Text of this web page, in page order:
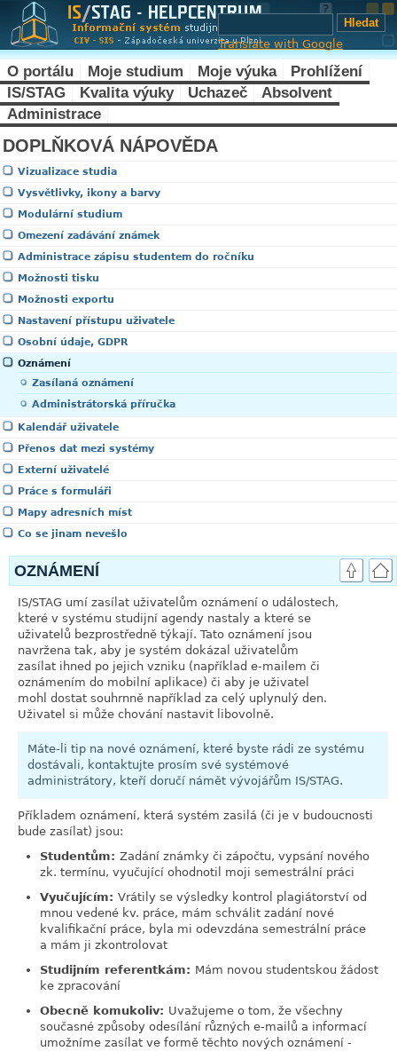
Translate with Google
O portálu Moje studium Moje výuka
Prohlížení
IS/STAG
Kvalita výuky Uchazeč
Absolvent
Administrace
DOPLŇKOVÁ NÁPOVĚDA
Vizualizace studia
Vysvětlivky, ikony a barvy
Modulární studium
Omezení zadávání známek
Administrace zápisu studentem do ročníku
Možnosti tisku
Možnosti exportu
Nastavení přístupu uživatele
Osobní údaje, GDPR
Oznámení
Zasílaná oznámení
Administrátorská příručka
Kalendář uživatele
Přenos dat mezi systémy
Externí uživatelé
Práce s formuláři
Mapy adresních míst
Co se jinam nevešlo
OZNÁMENÍ
IS/STAG umí zasílat uživatelům oznámení o událostech,
které v systému studijní agendy nastaly a které se
uživatelů bezprostředně týkají. Tato oznámení jsou
navržena tak, aby je systém dokázal uživatelům
zasílat ihned po jejich vzniku (například e-mailem či
oznámením do mobilní aplikace) či aby je uživatel
mohl dostat souhrnně například za celý uplynulý den.
Uživatel si může chování nastavit libovolně.
Máte-li tip na nové oznámení, které byste rádi ze systému
dostávali, kontaktujte prosím své systémové
administrátory, kteří doručí námět vývojářům IS/STAG.
Příkladem oznámení, která systém zasilá (či je v budoucnosti
bude zasílat) jsou:
Studentům: Zadání známky či zápočtu, vypsání nového
zk. termínu, vyučující ohodnotil moji semestrální práci
Vyučujícím: Vrátily se výsledky kontrol plagiátorství od
mnou vedené kv. práce, mám schválit zadání nové
kvalifikační práce, byla mi odevzdána semestrální práce
a mám ji zkontrolovat
Studijním referentkám: Mám novou studentskou žádost
ke zpracování
Obecně komukoliv: Uvažujeme o tom, že všechny
současné způsoby odesílání různých e-mailů a informací
umožníme zasílat ve formě těchto nových oznámení -